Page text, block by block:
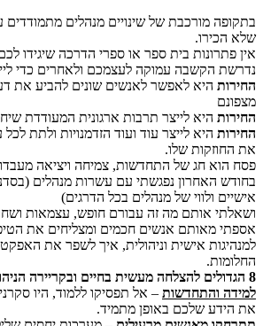
בתקופה מורכבת של שינויים מנהלים מתמודדים
שלא הכירו.
אין פתרונות בית ספר או ספרי הדרכה שיגידו
נדרשת הקשבה עמוקה לעצמכם ולאחרים כדי
החירות היא לאפשר לאנשים שונים להביע את
מצפונם
החירות היא לייצר תרבות ארגונית המעודדת
החירות היא לייצר עוד ועוד הזדמנויות ולתת לכל
את החוזקות שלו.
פסח הוא חג של התחדשות, צמיחה ויציאה
בחודש האחרון נפגשתי עם עשרות מנהלים
אישיים ולווי של מנהלים בכל הדרגים)
ושאלתי אותם מה זה עבורם חופש, עצמאות
אספתי מאותם אנשים חכמים ומצליחים את
למנהיגות אישית וניהולית, איך לשפר את
החלומות.
8 הגדולים להצלחה מעשית בחיים ובקריירה הניהולית:
למידה והתחדשות – אל תפסיקו ללמוד, היו
את הידע שלכם באופן מתמיד.